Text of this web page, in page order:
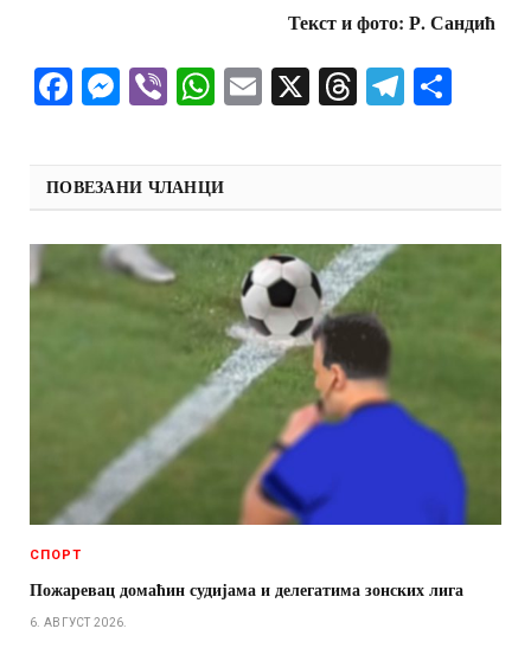
Текст и фото: Р. Сандић
Facebook
Messenger
ViberWhatsApp
Email
X Threads
ПОВЕЗАНИ ЧЛАНЦИ
СПОРТ
Пожаревац домаћин судијама и делегатима зонских лига
6. АВГУСТ 2026.